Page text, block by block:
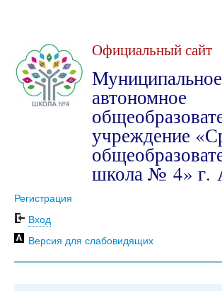
Официальный сайт
Муниципальное
автономное
учреждение
школа № 4» г.
Регистрация
Вход
Версия для слабовидящих